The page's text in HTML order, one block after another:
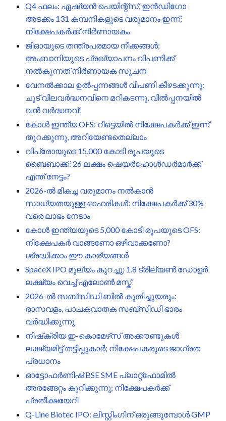
Q4 ഫലം: ഏഷ്യൻ പെയിന്റ്‌സ്, ഇൻഡിഗോ
അടക്കം 131 കമ്പനികളുടെ വരുമാനം ഇന്ന്;
നിക്ഷേപകർക്ക് നിർണായകം
ജിഓയുടെ തന്ത്രപരമായ നീക്കങ്ങൾ;
അംബാനിയുടെ പ്രഖ്യാപനം വിപണിക്ക്
നൽകുന്നത് നിർണായക സൂചന
വേനൽക്കാല ഉൽപ്പന്നങ്ങൾ വിപണി കീഴടക്കുന്നു:
ചൂട് വിലവർദ്ധനവിനെ മറികടന്നു, വിൽപ്പനയിൽ
വൻ വർദ്ധനവ്!
കോൾ ഇന്ത്യ OFS: റീട്ടെയിൽ നിക്ഷേപകർക്ക് ഇന്ന്
തുറക്കുന്നു, അറിയേണ്ടതെല്ലാം
വിപ്രോയുടെ 15,000 കോടി രൂപയുടെ
ബൈബാക്ക്: 26 ലക്ഷം ഷെയർഹോൾഡർമാർക്ക്
എന്ത് നേട്ടം?
2026-ൽ മികച്ച വരുമാനം നൽകാൻ
സാധ്യതയുള്ള ഓഹരികൾ: നിക്ഷേപകർക്ക് 30%
വരെ ലാഭം നേടാം
കോൾ ഇന്ത്യയുടെ 5,000 കോടി രൂപയുടെ OFS:
നിക്ഷേപകർ വാങ്ങണോ ഒഴിവാക്കണോ?
ശ്രദ്ധിക്കാം ഈ കാര്യങ്ങൾ
SpaceX IPO മൂല്യം കുറച്ചു; 1.8 ട്രില്യൺ ഡോളർ
ലക്ഷ്യം വെച്ച് എലോൺ മസ്ക്
2026-ൽ സബ്സിഡി ബിൽ കുതിച്ചുയരും:
രാസവളം, പാചകവാതക സബ്സിഡി ഭാരം
വർദ്ധിക്കുന്നു
നിഷ്‌ക്രിയ ഇ-കൊമേഴ്‌സ് അക്കൗണ്ടുകൾ
ലക്ഷ്യമിട്ട് തട്ടിപ്പുകാർ; നിക്ഷേപകരുടെ ജാഗ്രത
പ്രധാനം
ഓട്ടോഫർണിഷ് BSE SME പ്ലാറ്റ്‌ഫോമിൽ
അരങ്ങേറ്റം കുറിക്കുന്നു; നിക്ഷേപകർക്ക്
പ്രതീക്ഷയേറി
Q-Line Biotec IPO: ലിസ്റ്റിംഗിന് ഒരുങ്ങുമ്പോൾ GMP